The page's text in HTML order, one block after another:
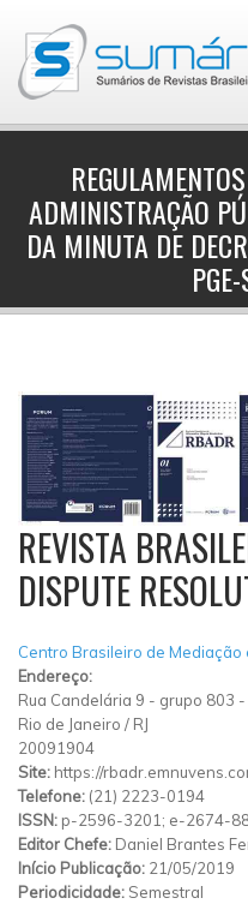
ADMINISTRAÇÃO
DA MINUTA DE
REVISTA
DISPUTE
Centro Brasileiro de Mediação
Endereço:
Rua Candelária 9 - grupo 803 -
Rio de Janeiro / RJ
20091904
Site: https://
Telefone: (21) 2223-0194
ISSN:p-2596-3201; e-2674-
Editor Chefe: Daniel Brantes
Início Publicação: 21/05/2019
Periodicidade: Semestral